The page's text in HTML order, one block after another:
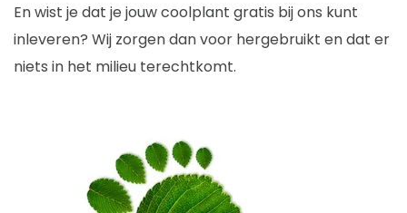
En wist je dat je jouw coolplant gratis bij ons kunt
inleveren? Wij zorgen dan voor hergebruikt en dat er
niets in het milieu terechtkomt.